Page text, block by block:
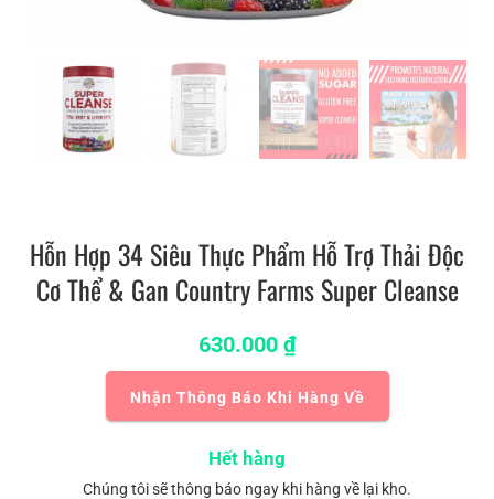
Hỗn Hợp 34 Siêu Thực Phẩm Hỗ Trợ Thải Độc
Cơ Thể & Gan Country Farms Super Cleanse
630.000 ₫
Nhận Thông Báo Khi Hàng Về
Hết hàng
Chúng tôi sẽ thông báo ngay khi hàng về lại kho.